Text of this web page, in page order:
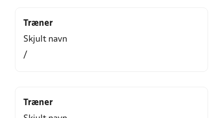
Træner
Skjult navn
/
Træner